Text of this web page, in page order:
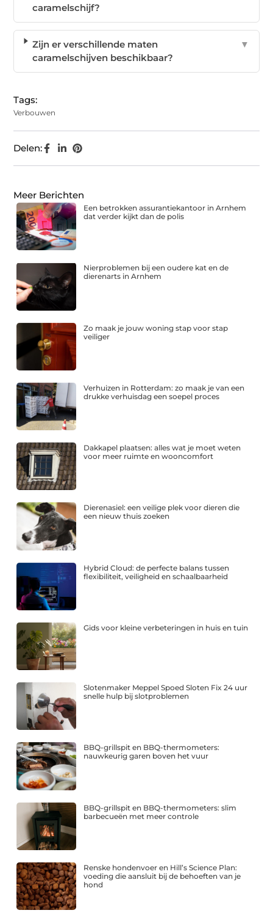
caramelschijf?
Zijn er verschillende maten
caramelschijven beschikbaar?
▼
Tags:
Verbouwen
Delen:
Meer Berichten
Een betrokken assurantiekantoor in Arnhem
dat verder kijkt dan de polis
Nierproblemen bij een oudere kat en de
dierenarts in Arnhem
Zo maak je jouw woning stap voor stap
veiliger
Verhuizen in Rotterdam: zo maak je van een
drukke verhuisdag een soepel proces
Dakkapel plaatsen: alles wat je moet weten
voor meer ruimte en wooncomfort
Dierenasiel: een veilige plek voor dieren die
een nieuw thuis zoeken
Hybrid Cloud: de perfecte balans tussen
flexibiliteit, veiligheid en schaalbaarheid
Gids voor kleine verbeteringen in huis en tuin
Slotenmaker Meppel Spoed Sloten Fix 24 uur
snelle hulp bij slotproblemen
BBQ-grillspit en BBQ-thermometers:
nauwkeurig garen boven het vuur
BBQ-grillspit en BBQ-thermometers: slim
barbecueën met meer controle
Renske hondenvoer en Hill’s Science Plan:
voeding die aansluit bij de behoeften van je
hond